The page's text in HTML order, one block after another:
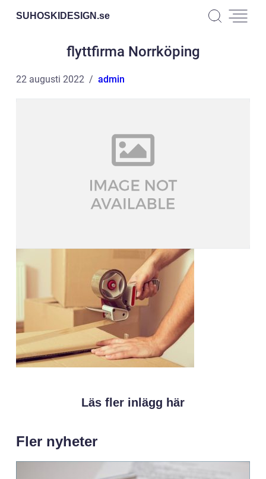
SUHOSKIDESIGN.se
flyttfirma Norrköping
22 augusti 2022 admin
Läs fler inlägg här
Fler nyheter